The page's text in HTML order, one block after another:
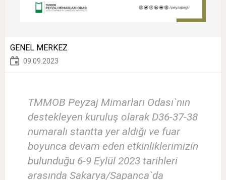
GENEL MERKEZ
09.09.2023
TMMOB Peyzaj Mimarları Odası`nın
destekleyen kuruluş olarak D36-37-38
numaralı stantta yer aldığı ve fuar
boyunca devam eden etkinliklerimizin
bulunduğu 6-9 Eylül 2023 tarihleri
arasında Sakarya/Sapanca`da